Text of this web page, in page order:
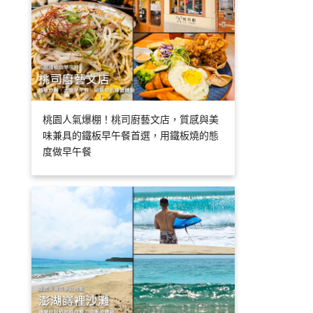
桃園人氣爆棚！桃司廚藝文店，質感與美
味兼具的鐵板早午餐首選，用鐵板燒的態
度做早午餐